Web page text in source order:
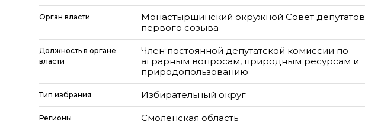
Орган власти
Монастырщинский окружной Совет депутатов
первого созыва
Должность в органе
власти
Член постоянной депутатской комиссии по
аграрным вопросам, природным ресурсам и
природопользованию
Тип избрания Избирательный округ
Регионы Смоленская область